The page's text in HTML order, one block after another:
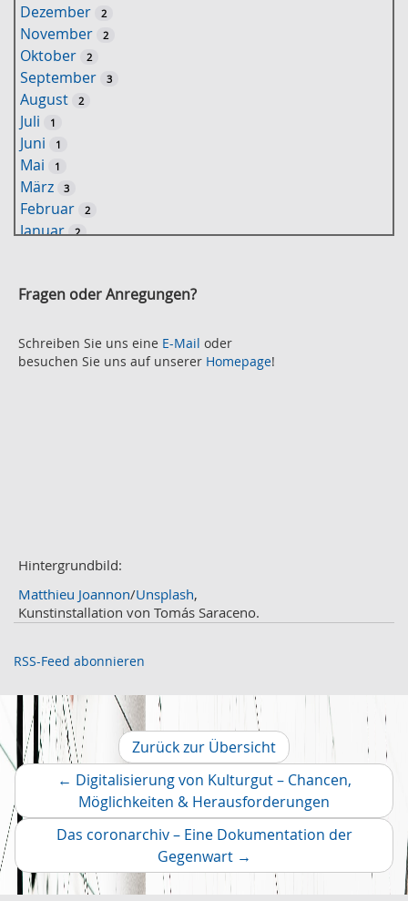
w
o
r
u
c
Dezember 2
November 2
Oktober 2
September 3
August 2
Juli 1
Juni 1
Mai 1
März 3
Februar 2
Januar 2
Oktober 2
August 2
Juli 2
November 2
Oktober
September 2
August
Juni
Mai 2
April 2
März 2
Februar 2
Januar 1
Dezember 2
Oktober 4
Fragen oder Anregungen?
Schreiben Sie uns eine E-Mail oder
besuchen Sie uns auf unserer Homepage!
Hintergrundbild:
Matthieu Joannon/Unsplash,
Kunstinstallation von Tomás Saraceno.
RSS-Feed abonnieren
← Digitalisierung von Kulturgut – Chancen,
Möglichkeiten & Herausforderungen
Artikel
Zurück zur Übersicht
Das coronarchiv – Eine Dokumentation der
Gegenwart Nächster
Artikel
→